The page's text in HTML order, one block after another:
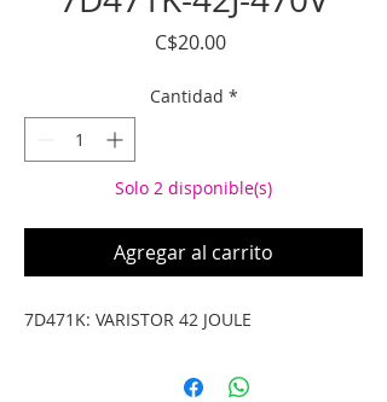
C$20.00Precio
Cantidad *
Solo 2 disponible(s)
Agregar al carrito
7D471K: VARISTOR 42 JOULE